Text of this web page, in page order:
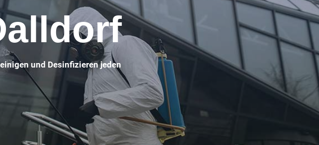
und Desinfizieren jeden